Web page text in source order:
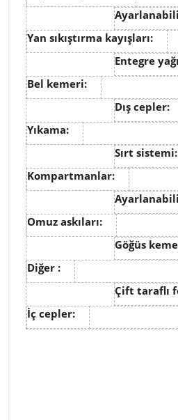
Yan sıkıştırma kayışları:
Entegre
Bel kemeri:
Dış cepler:
Yıkama:
Sırt sistemi:
Kompartmanlar:
Omuz askıları:
Göğüs
Diğer :
Çift taraflı
İç cepler: